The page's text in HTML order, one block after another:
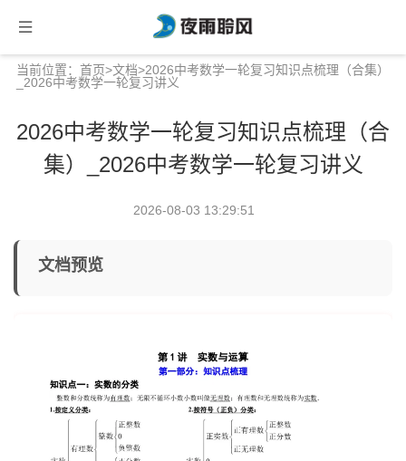
当前位置： 首页>文档>2026中考数学一轮复习知识点梳理（合集）
_2026中考数学一轮复习讲义
2026中考数学一轮复习知识点梳理（合
集）_2026中考数学一轮复习讲义
2026-08-03 13:29:51
文档预览